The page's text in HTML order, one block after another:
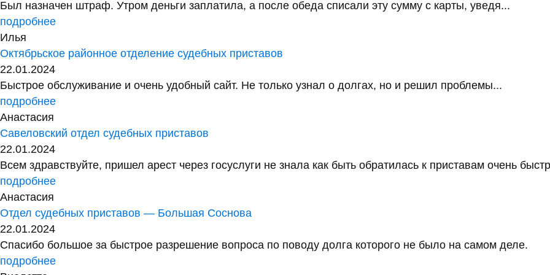
Был назначен штраф. Утром деньги заплатила, а после обеда списали эту сумму с карты, уведя...
подробнее
Илья
Октябрьское районное отделение судебных приставов
22.01.2024
Быстрое обслуживание и очень удобный сайт. Не только узнал о долгах, но и решил проблемы...
подробнее
Анастасия
Савеловский отдел судебных приставов
22.01.2024
Всем здравствуйте, пришел арест через госуслуги не знала как быть обратилась к приставам очень
подробнее
Анастасия
Отдел судебных приставов — Большая Соснова
22.01.2024
Спасибо большое за быстрое разрешение вопроса по поводу долга которого не было на самом деле.
подробнее